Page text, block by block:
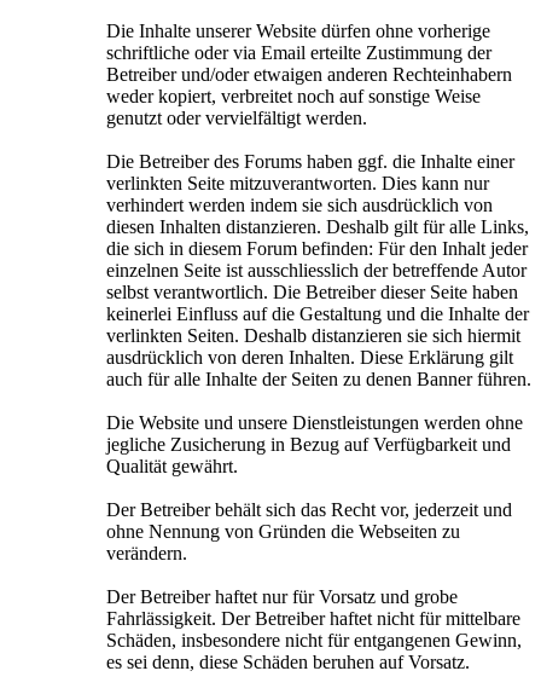
Die Inhalte unserer Website dürfen ohne vorherige
schriftliche oder via Email erteilte Zustimmung der
Betreiber und/oder etwaigen anderen Rechteinhabern
weder kopiert, verbreitet noch auf sonstige Weise
genutzt oder vervielfältigt werden.
Die Betreiber des Forums haben ggf. die Inhalte einer
verlinkten Seite mitzuverantworten. Dies kann nur
verhindert werden indem sie sich ausdrücklich von
diesen Inhalten distanzieren. Deshalb gilt für alle Links,
die sich in diesem Forum befinden: Für den Inhalt jeder
einzelnen Seite ist ausschliesslich der betreffende Autor
selbst verantwortlich. Die Betreiber dieser Seite haben
keinerlei Einfluss auf die Gestaltung und die Inhalte der
verlinkten Seiten. Deshalb distanzieren sie sich hiermit
ausdrücklich von deren Inhalten. Diese Erklärung gilt
auch für alle Inhalte der Seiten zu denen Banner führen.
Die Website und unsere Dienstleistungen werden ohne
jegliche Zusicherung in Bezug auf Verfügbarkeit und
Qualität gewährt.
Der Betreiber behält sich das Recht vor, jederzeit und
ohne Nennung von Gründen die Webseiten zu
verändern.
Der Betreiber haftet nur für Vorsatz und grobe
Fahrlässigkeit. Der Betreiber haftet nicht für mittelbare
Schäden, insbesondere nicht für entgangenen Gewinn,
es sei denn, diese Schäden beruhen auf Vorsatz.